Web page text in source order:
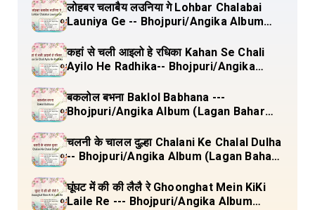
लोहबर चलाबैय लउनिया गे Lohbar Chalabai
Launiya Ge -- Bhojpuri/Angika Album
Lyrics
कहां से चली आइलो हे रधिका Kahan Se Chali
Ayilo He Radhika-- Bhojpuri/Angika
3) Full Lyrics
बकलोल बभना Baklol Babhana ---
Bhojpuri/Angika Album (Lagan Bahar
चलनी के चालल दुल्हा Chalani Ke Chalal Dulha
-- Bhojpuri/Angika Album (Lagan Bahar
घूंघट में की की लैलै रे Ghoonghat Mein KiKi
Laile Re --- Bhojpuri/Angika Album